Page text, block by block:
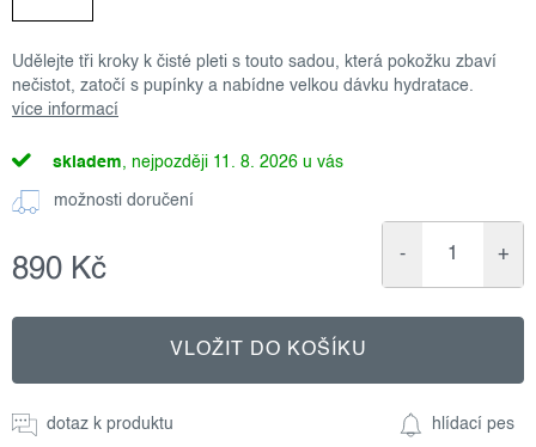
Udělejte tři kroky k čisté pleti s touto sadou, která pokožku zbaví
nečistot, zatočí s pupínky a nabídne velkou dávku hydratace.
více informací
skladem 11. 8. 2026
možnosti doručení
890 Kč
cena:
VLOŽIT DO KOŠÍKU
dotaz k produktu hlídací pes